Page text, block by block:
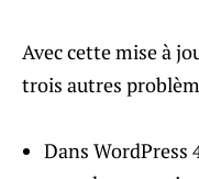
Avec cette mise à
trois autres
Dans WordPress